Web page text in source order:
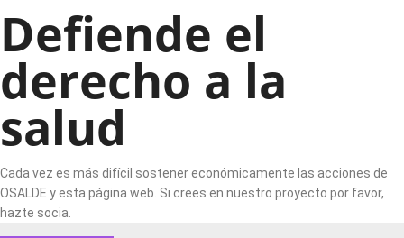
Defiende el
derecho a la
salud
Cada vez es más difícil sostener económicamente las acciones de
OSALDE y esta página web. Si crees en nuestro proyecto por favor,
hazte socia.